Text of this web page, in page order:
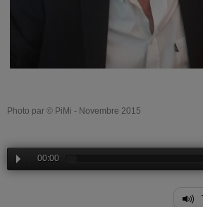
Photo par © PiMi - Novembre 2015
00:00